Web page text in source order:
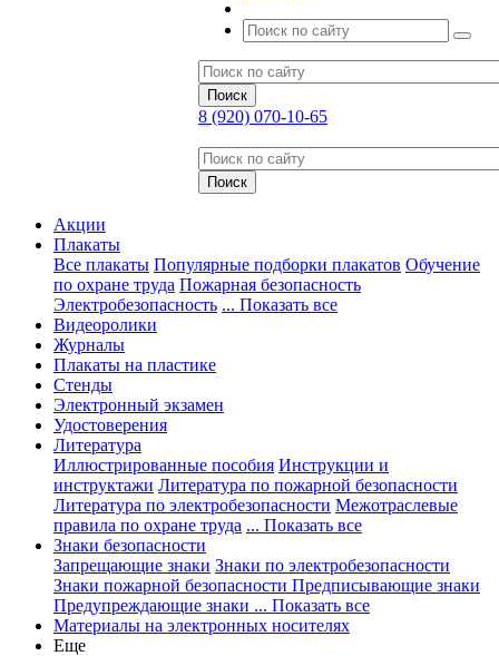
8 (920) 070-10-65
Акции
Плакаты
Все плакаты Популярные подборки плакатов Обучение
по охране труда Пожарная безопасность
Электробезопасность ... Показать все
Видеоролики
Журналы
Плакаты на пластике
Стенды
Электронный экзамен
Удостоверения
Литература
Иллюстрированные пособия Инструкции и
инструктажи Литература по пожарной безопасности
Литература по электробезопасности Межотраслевые
правила по охране труда ... Показать все
Знаки безопасности
Запрещающие знаки Знаки по электробезопасности
Знаки пожарной безопасности Предписывающие знаки
Предупреждающие знаки ... Показать все
Материалы на электронных носителях
Еще